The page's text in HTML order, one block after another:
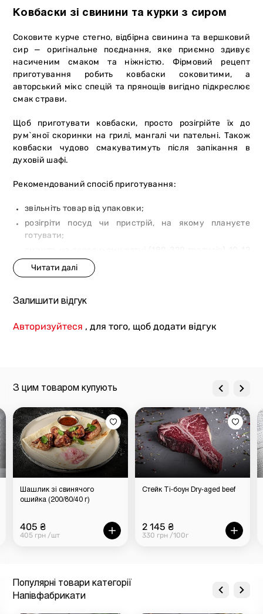
Ковбаски зі свинини та курки з сиром
Соковите курче стегно, відбірна свинина та вершковий
сир — оригінальне поєднання, яке приємно здивує
насиченим смаком та ніжністю. Фірмовий рецепт
приготування робить ковбаски соковитими, а
авторський мікс спецій та прянощів вигідно підкреслює
смак страви.
Щоб приготувати ковбаски, просто розігрійте їх до
рум`яної скоринки на грилі, мангалі чи пательні. Також
ковбаски чудово смакуватимуть після запікання в
духовій шафі.
Рекомендований спосіб приготування:
звільніть товар від упаковки;
розігріти посуд чи пристрій, на якому плануєте
готувати;
хв. Якщо використовуєте притискний гриль, вам
знадобиться 5-7 хв.
Залишити відгук
Авторизуйтеся , для того, щоб додати відгук
З цим товаром купують
Шашлик зі свинячого
ошийка (200/80/40 г)
405 ₴
405 грн /шт
Стейк Ті-боун Dry-aged beef
2 145 ₴
330 грн /100г
Популярні товари категорії
Напівфабрикати